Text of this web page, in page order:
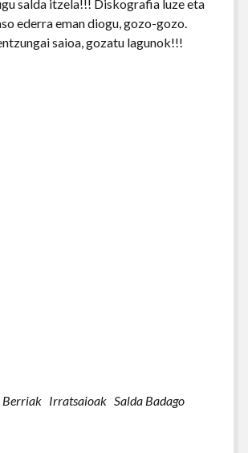
salda itzela!!! Diskografia luze eta
ederra eman diogu, gozo-gozo.
saioa, gozatu lagunok!!!
Berriak Irratsaioak Salda Badago